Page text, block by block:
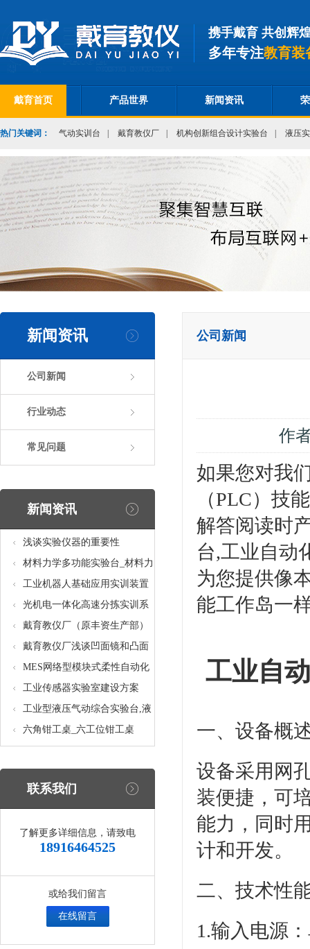
携手戴育 共创辉
多年专注教育装
戴育首页 产品世界 新闻资讯
热门关键词： 气动实训台 戴育教仪厂 机构创新组合设计实验台 液压
新闻资讯
公司新闻
行业动态
常见问题
新闻资讯
浅谈实验仪器的重要性
材料力学多功能实验台_材料力
学多功能考核实验实训设备
工业机器人基础应用实训装置
台_工业机器人基础应用实训考
核设备
光机电一体化高速分拣实训系
统_光机电一体化高速分拣实验
实训设备
戴育教仪厂（原丰资生产部）
助力春季高教仪器展
戴育教仪厂浅谈凹面镜和凸面
镜的区别之处
MES网络型模块式柔性自动化
生产线实验系统(八站)_模块柔
性自动化生产线教学实训设备
工业传感器实验室建设方案
工业型液压气动综合实验台,液
压气动综合实训台
六角钳工桌_六工位钳工桌
联系我们
了解更多详细信息，请致电
18916464525
或给我们留言
在线留言
公司新闻
作
如果您对我
（PLC）技
解答阅读时
台,工业自动
为您提供像
能工作岛一
工业自
一、设备概
设备采用网
装便捷，可
能力，同时
计和开发。
二、技术性
1.输入电源